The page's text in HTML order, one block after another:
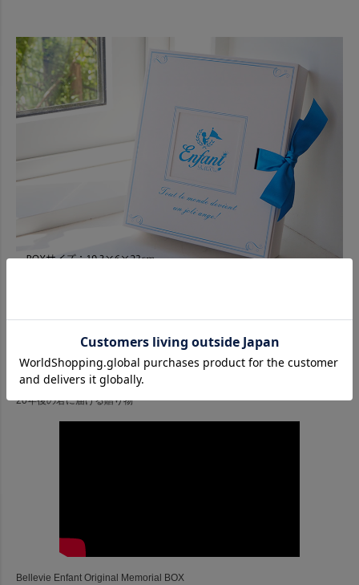
20年後の君に届ける贈り物
Bellevie Enfant Original Memorial BOX